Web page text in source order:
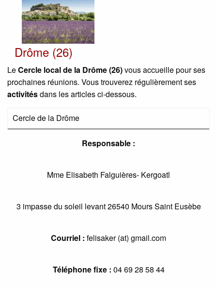
Drôme (26)
LeCercle local de la Drôme (26)vous accueille pour ses
prochaines réunions. Vous trouverez régulièrement ses
activitésdans les articles ci-dessous.
Cercle de la Drôme
Responsable :
Mme Elisabeth Falguières- Kergoatl
3 impasse du soleil levant 26540 Mours Saint Eusèbe
Courriel : felisaker (at) gmail.com
Téléphone fixe : 04 69 28 58 44